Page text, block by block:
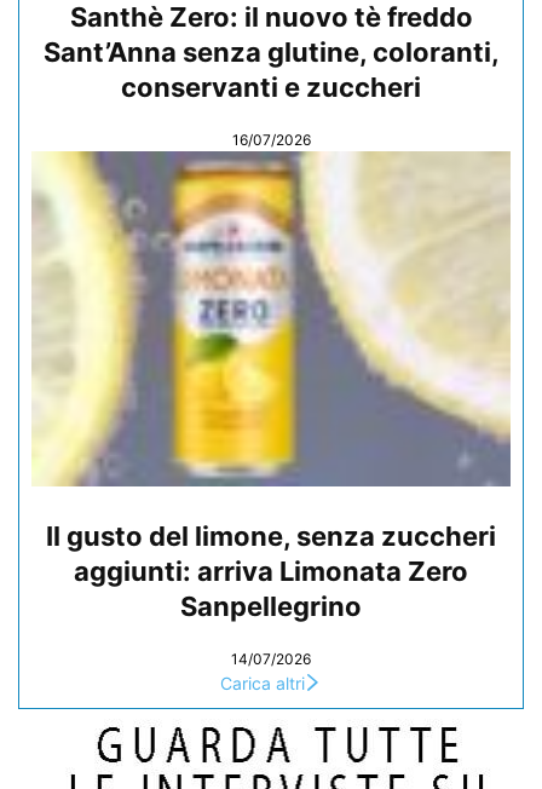
Santhè Zero: il nuovo tè freddo
Sant’Anna senza glutine, coloranti,
conservanti e zuccheri
16/07/2026
Il gusto del limone, senza zuccheri
aggiunti: arriva Limonata Zero
Sanpellegrino
14/07/2026
Carica altri